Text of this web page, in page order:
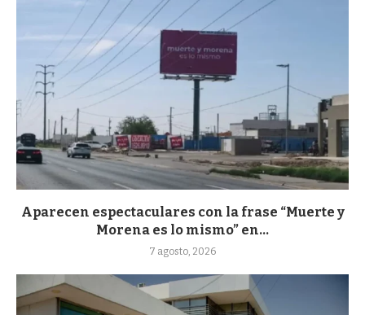
Aparecen espectaculares con la frase “Muerte y
Morena es lo mismo” en...
7 agosto, 2026